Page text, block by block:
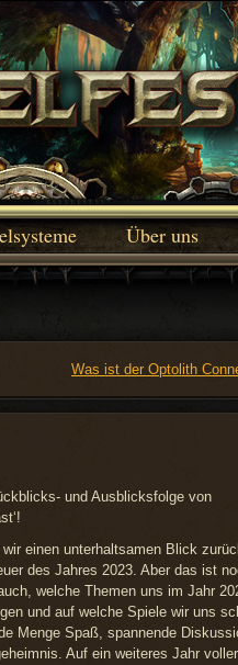
Über uns
Was ist der Optolith
und Ausblicksfolge von
wir einen unterhaltsamen Blick
des Jahres 2023. Aber das ist
welche Themen uns im Jahr
und auf welche Spiele wir uns
Menge Spaß, spannende
Auf ein weiteres Jahr voller